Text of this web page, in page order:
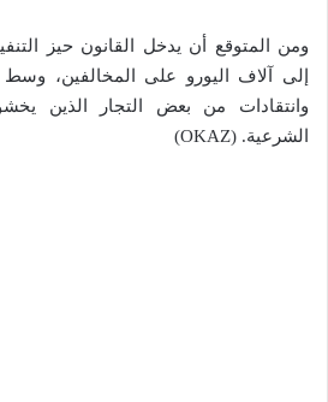
ومن المتوقع أن يدخل القانون حيز
إلى آلاف اليورو على المخالفين،
وانتقادات من بعض التجار الذين
الشرعية. (OKAZ)